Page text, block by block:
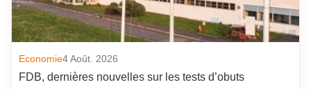
Economie4 Août. 2026
FDB, dernières nouvelles sur les tests d’obuts